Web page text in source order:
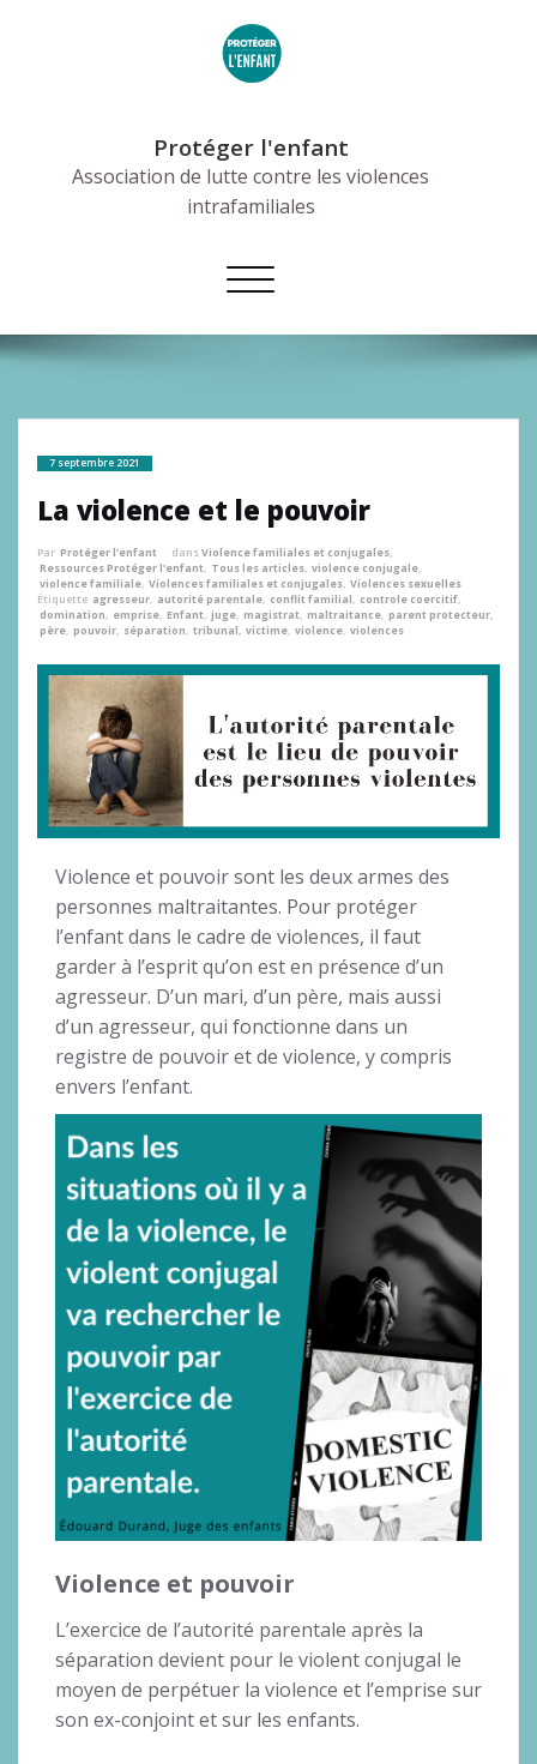
Protéger l'enfant
Association de lutte contre les violences
intrafamiliales
Afficher/masquer
la
7 septembre 2021
La violence et le pouvoir
Par Protéger l'enfant dansViolence familiales et conjugales,
Ressources Protéger l'enfant, Tous les articles, violence conjugale,
violence familiale, Violences familiales et conjugales, Violences sexuelles
Étiquette agresseur, autorité parentale, conflit familial, controle coercitif,
domination, emprise, Enfant, juge, magistrat, maltraitance, parent protecteur,
père, pouvoir, séparation, tribunal, victime, violence, violences
Violence et pouvoir sont les deux armes des
personnes maltraitantes. Pour protéger
l’enfant dans le cadre de violences, il faut
garder à l’esprit qu’on est en présence d’un
agresseur. D’un mari, d’un père, mais aussi
d’un agresseur, qui fonctionne dans un
registre de pouvoir et de violence, y compris
envers l’enfant.
Violence et pouvoir
L’exercice de l’autorité parentale après la
séparation devient pour le violent conjugal le
moyen de perpétuer la violence et l’emprise sur
son ex-conjoint et sur les enfants.